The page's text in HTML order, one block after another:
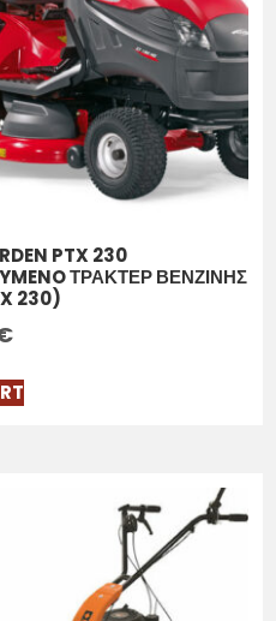
PTX 230
ΤΡΑΚΤΕΡ ΒΕΝΖΙΝΗΣ
230)